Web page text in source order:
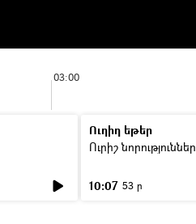
03:00
Ուղիղ եթեր
Ուրիշ նորություններ
10:07 53 ր